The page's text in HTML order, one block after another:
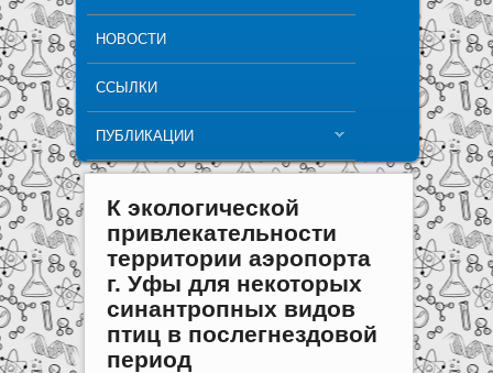
НОВОСТИ
ССЫЛКИ
ПУБЛИКАЦИИ
К экологической
привлекательности
территории аэропорта
г. Уфы для некоторых
синантропных видов
птиц в послегнездовой
период